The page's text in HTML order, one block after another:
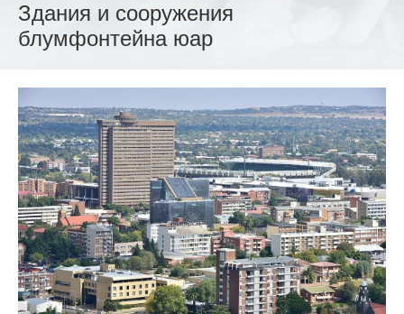
Здания и сооружения
блумфонтейна юар